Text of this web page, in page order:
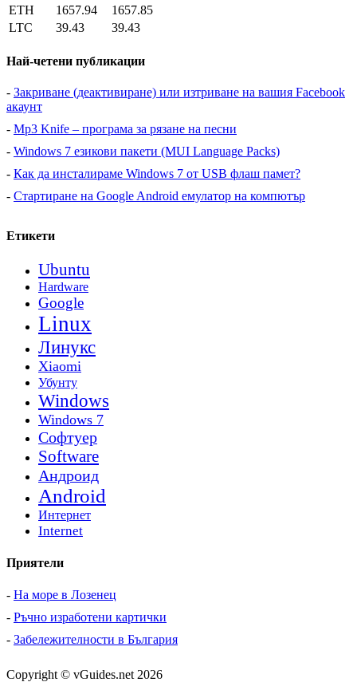
ETH
1657.94
1657.85
LTC
39.43 39.43
Най-четени публикации
- Закриване (деактивиране) или изтриване на вашия Facebook
акаунт
- Mp3 Knife – програма за рязане на песни
- Windows 7 езикови пакети (MUI Language Packs)
- Как да инсталираме Windows 7 от USB флаш памет?
- Стартиране на Google Android емулатор на компютър
Етикети
Ubuntu
Hardware
Google
Linux
Линукс
Xiaomi
Убунту
Windows
Windows 7
Софтуер
Software
Андроид
Android
Интернет
Internet
Приятели
- На море в Лозенец
- Ръчно изработени картички
- Забележителности в България
Copyright © vGuides.net 2026